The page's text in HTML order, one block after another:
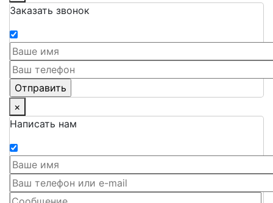
Заказать звонок
×
Написать нам